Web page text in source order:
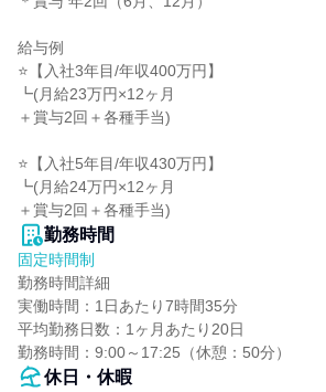
給与例
⭐【入社3年目/年収400万円】
┗(月給23万円×12ヶ月
＋賞与2回＋各種手当)
⭐【入社5年目/年収430万円】
┗(月給24万円×12ヶ月
＋賞与2回＋各種手当)
勤務時間
固定時間制
勤務時間詳細
実働時間：1日あたり7時間35分
平均勤務日数：1ヶ月あたり20日
勤務時間：9:00～17:25（休憩：50分）
休日・休暇